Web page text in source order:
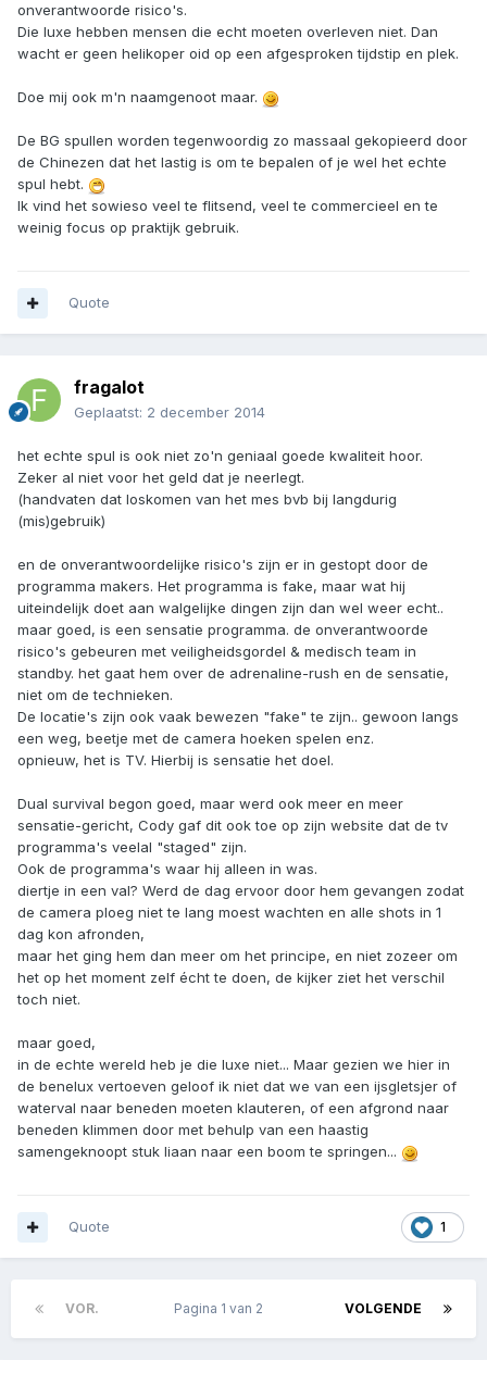
onverantwoorde risico's.
Die luxe hebben mensen die echt moeten overleven niet. Dan
wacht er geen helikoper oid op een afgesproken tijdstip en plek.
Doe mij ook m'n naamgenoot maar.
De BG spullen worden tegenwoordig zo massaal gekopieerd door
de Chinezen dat het lastig is om te bepalen of je wel het echte
spul hebt.
Ik vind het sowieso veel te flitsend, veel te commercieel en te
weinig focus op praktijk gebruik.
Quote
fragalot
Geplaatst: 2 december 2014
het echte spul is ook niet zo'n geniaal goede kwaliteit hoor.
Zeker al niet voor het geld dat je neerlegt.
(handvaten dat loskomen van het mes bvb bij langdurig
(mis)gebruik)
en de onverantwoordelijke risico's zijn er in gestopt door de
programma makers. Het programma is fake, maar wat hij
uiteindelijk doet aan walgelijke dingen zijn dan wel weer echt..
maar goed, is een sensatie programma. de onverantwoorde
risico's gebeuren met veiligheidsgordel & medisch team in
standby. het gaat hem over de adrenaline-rush en de sensatie,
niet om de technieken.
De locatie's zijn ook vaak bewezen "fake" te zijn.. gewoon langs
een weg, beetje met de camera hoeken spelen enz.
opnieuw, het is TV. Hierbij is sensatie het doel.
Dual survival begon goed, maar werd ook meer en meer
sensatie-gericht, Cody gaf dit ook toe op zijn website dat de tv
programma's veelal "staged" zijn.
Ook de programma's waar hij alleen in was.
diertje in een val? Werd de dag ervoor door hem gevangen zodat
de camera ploeg niet te lang moest wachten en alle shots in 1
dag kon afronden,
maar het ging hem dan meer om het principe, en niet zozeer om
het op het moment zelf écht te doen, de kijker ziet het verschil
toch niet.
maar goed,
in de echte wereld heb je die luxe niet... Maar gezien we hier in
de benelux vertoeven geloof ik niet dat we van een ijsgletsjer of
waterval naar beneden moeten klauteren, of een afgrond naar
beneden klimmen door met behulp van een haastig
samengeknoopt stuk liaan naar een boom te springen...
1
Quote
VOR. VOLGENDE
Pagina 1 van 2